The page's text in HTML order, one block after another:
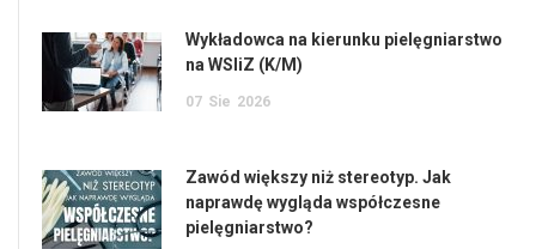
Wykładowca na kierunku pielęgniarstwo
na WSIiZ (K/M)
07 Sie 2026
Zawód większy niż stereotyp. Jak
naprawdę wygląda współczesne
pielęgniarstwo?